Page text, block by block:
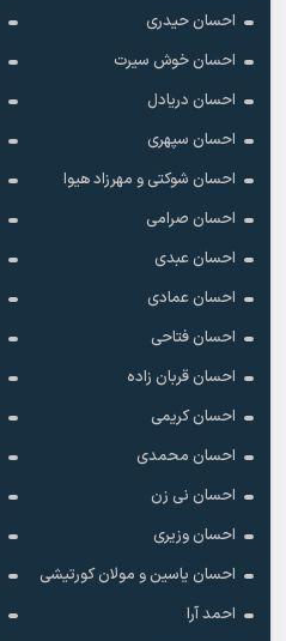
احسان حیدری
احسان خوش سیرت
احسان دریادل
احسان سپهری
احسان شوکتی و مهرزاد هیوا
احسان صرامی
احسان عبدی
احسان عمادی
احسان فتاحی
احسان قربان زاده
احسان کریمی
احسان محمدی
احسان نی زن
احسان وزیری
احسان یاسین و مولان کورتیشی
احمد آرا